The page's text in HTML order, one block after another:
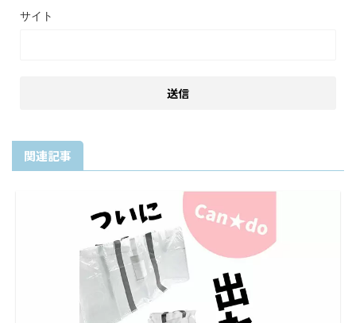
サイト
関連記事